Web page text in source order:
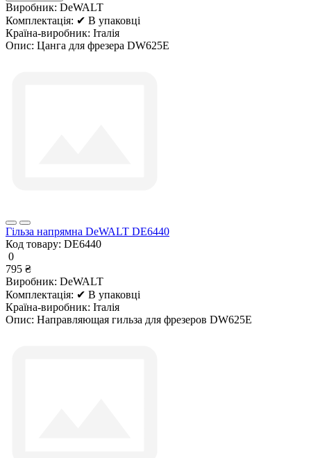
Виробник: DeWALT
Комплектація: ✔ В упаковці
Країна-виробник: Італія
Опис: Цанга для фрезера DW625E
Гільза напрямна DeWALT DE6440
Код товару: DE6440
0
795 ₴
Виробник: DeWALT
Комплектація: ✔ В упаковці
Країна-виробник: Італія
Опис: Направляющая гильза для фрезеров DW625E